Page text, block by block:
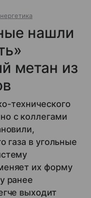
нашли
метан из
технического
с коллегами
газа в угольные
их форму
ранее
выходит